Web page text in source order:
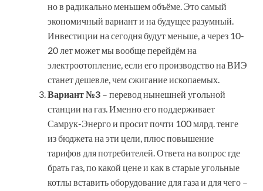
но в радикально меньшем объёме. Это самый
экономичный вариант и на будущее разумный.
Инвестиции на сегодня будут меньше, а через 10-
20 лет может мы вообще перейдём на
электроотопление, если его производство на ВИЭ
станет дешевле, чем сжигание ископаемых.
Вариант №3 – перевод нынешней угольной
станции на газ. Именно его поддерживает
Самрук-Энерго и просит почти 100 млрд. тенге
из бюджета на эти цели, плюс повышение
тарифов для потребителей. Ответа на вопрос где
брать газ, по какой цене и как в старые угольные
котлы вставить оборудование для газа и для чего –